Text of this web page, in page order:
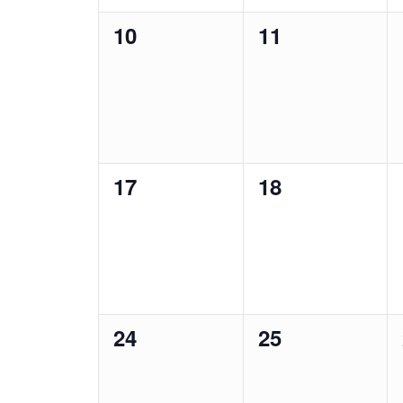
0
10
0
11
0
17
0
18
0
24
0
25